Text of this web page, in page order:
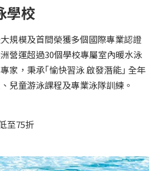
學校
規模及首間榮獲多個國際專業認證
營運超過30個學校專屬室內暖水泳
家，秉承｢愉快習泳 啟發潛能｣ 全年
兒童游泳課程及專業泳隊訓練。
至75折